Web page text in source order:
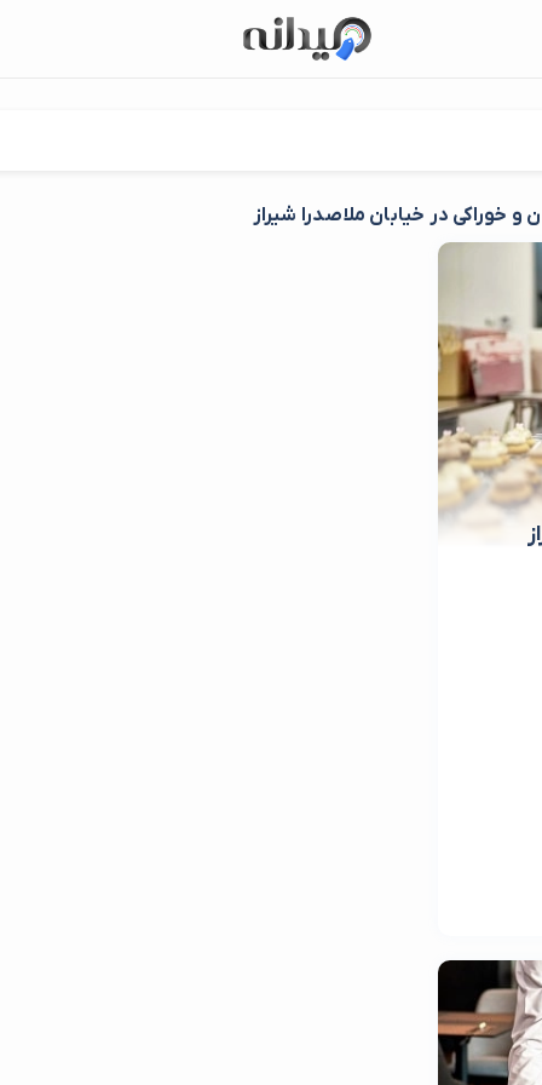
و خوراکی در خیابان ملاصدرا شیراز